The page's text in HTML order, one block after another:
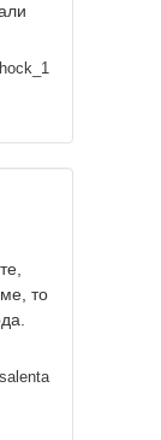
то
salenta